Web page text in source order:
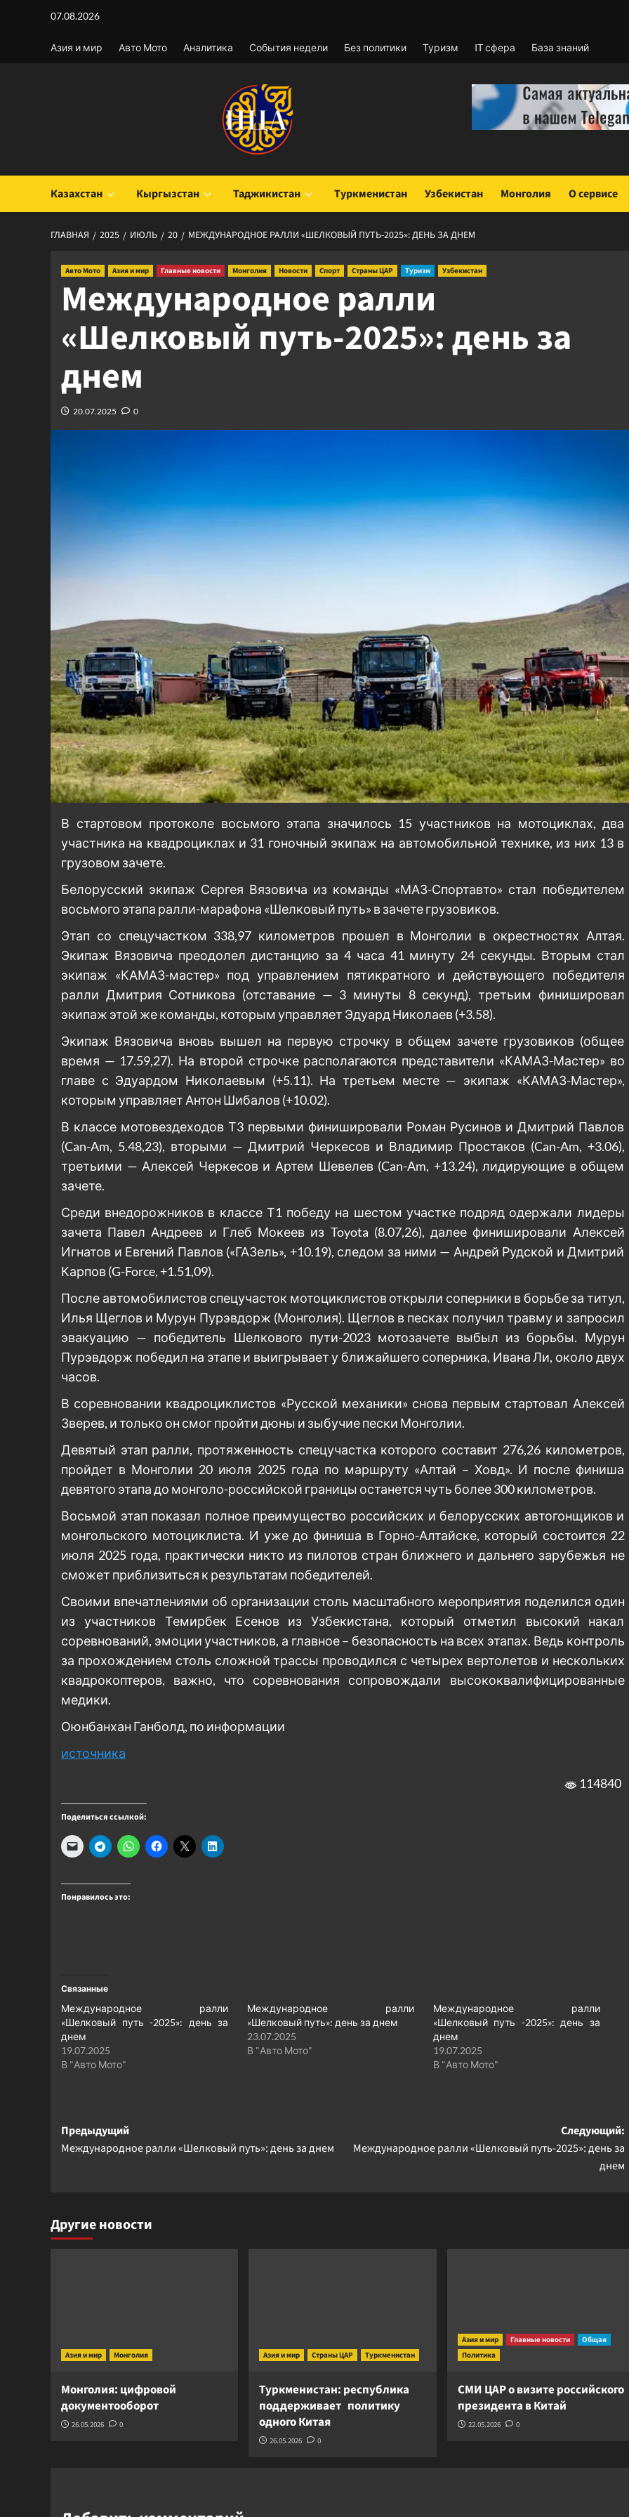
содержимому
07.08.2026
Азия и мир Авто Мото Аналитика События недели Без политики Туризм IT сфера База знаний
Казахстан Кыргызстан Таджикистан Туркменистан Узбекистан Монголия О сервисе
ГЛАВНАЯ 2025 ИЮЛЬ 20 МЕЖДУНАРОДНОЕ РАЛЛИ «ШЕЛКОВЫЙ ПУТЬ-2025»: ДЕНЬ ЗА ДНЕМ
Авто Мото Азия и мир Главные новости Монголия Новости Спорт Страны ЦАР Туризм Узбекистан
Международное ралли
«Шелковый путь-2025»: день за
днем
20.07.2025 0
В стартовом протоколе восьмого этапа значилось 15 участников на мотоциклах, два
участника на квадроциклах и 31 гоночный экипаж на автомобильной технике, из них 13 в
грузовом зачете.
Белорусский экипаж Сергея Вязовича из команды «МАЗ-Спортавто» стал победителем
восьмого этапа ралли-марафона «Шелковый путь» в зачете грузовиков.
Этап со спецучастком 338,97 километров прошел в Монголии в окрестностях Алтая.
Экипаж Вязовича преодолел дистанцию за 4 часа 41 минуту 24 секунды. Вторым стал
экипаж «КАМАЗ-мастер» под управлением пятикратного и действующего победителя
ралли Дмитрия Сотникова (отставание — 3 минуты 8 секунд), третьим финишировал
экипаж этой же команды, которым управляет Эдуард Николаев (+3.58).
Экипаж Вязовича вновь вышел на первую строчку в общем зачете грузовиков (общее
время — 17.59,27). На второй строчке располагаются представители «КАМАЗ-Мастер» во
главе с Эдуардом Николаевым (+5.11). На третьем месте — экипаж «КАМАЗ-Мастер»,
которым управляет Антон Шибалов (+10.02).
В классе мотовездеходов Т3 первыми финишировали Роман Русинов и Дмитрий Павлов
(Can-Am, 5.48,23), вторыми — Дмитрий Черкесов и Владимир Простаков (Can-Am, +3.06),
третьими — Алексей Черкесов и Артем Шевелев (Can-Am, +13.24), лидирующие в общем
зачете.
Среди внедорожников в классе Т1 победу на шестом участке подряд одержали лидеры
зачета Павел Андреев и Глеб Мокеев из Toyota (8.07,26), далее финишировали Алексей
Игнатов и Евгений Павлов («ГАЗель», +10.19), следом за ними — Андрей Рудской и Дмитрий
Карпов (G-Force, +1.51,09).
После автомобилистов спецучасток мотоциклистов открыли соперники в борьбе за титул,
Илья Щеглов и Мурун Пурэвдорж (Монголия). Щеглов в песках получил травму и запросил
эвакуацию — победитель Шелкового пути-2023 мотозачете выбыл из борьбы. Мурун
Пурэвдорж победил на этапе и выигрывает у ближайшего соперника, Ивана Ли, около двух
часов.
В соревновании квадроциклистов «Русской механики» снова первым стартовал Алексей
Зверев, и только он смог пройти дюны и зыбучие пески Монголии.
Девятый этап ралли, протяженность спецучастка которого составит 276,26 километров,
пройдет в Монголии 20 июля 2025 года по маршруту «Алтай – Ховд». И после финиша
девятого этапа до монголо-российской границы останется чуть более 300 километров.
Восьмой этап показал полное преимущество российских и белорусских автогонщиков и
монгольского мотоциклиста. И уже до финиша в Горно-Алтайске, который состоится 22
июля 2025 года, практически никто из пилотов стран ближнего и дальнего зарубежья не
сможет приблизиться к результатам победителей.
Своими впечатлениями об организации столь масштабного мероприятия поделился один
из участников Темирбек Есенов из Узбекистана, который отметил высокий накал
соревнований, эмоции участников, а главное – безопасность на всех этапах. Ведь контроль
за прохождением столь сложной трассы проводился с четырех вертолетов и нескольких
квадрокоптеров, важно, что соревнования сопровождали высококвалифицированные
медики.
Оюнбанхан Ганболд, по информации
источника
114840
Поделиться ссылкой:
Понравилось это:
Связанные
Международное ралли
«Шелковый путь -2025»: день за
днем
19.07.2025
В "Авто Мото"
Международное ралли
«Шелковый путь»: день за днем
23.07.2025
В "Авто Мото"
Международное ралли
«Шелковый путь -2025»: день за
днем
19.07.2025
В "Авто Мото"
Навигация
записи
Предыдущий
Международное ралли «Шелковый путь»: день за днем
Следующий:
Международное ралли «Шелковый путь-2025»: день за
днем
Другие новости
Азия и мир Монголия
Монголия: цифровой
документооборот
26.05.2026 0
Азия и мир Страны ЦАР Туркменистан
Туркменистан: республика
поддерживает политику
одного Китая
26.05.2026 0
Азия и мир Главные новости
Общая
Политика
СМИ ЦАР о визите российского
президента в Китай
22.05.2026 0